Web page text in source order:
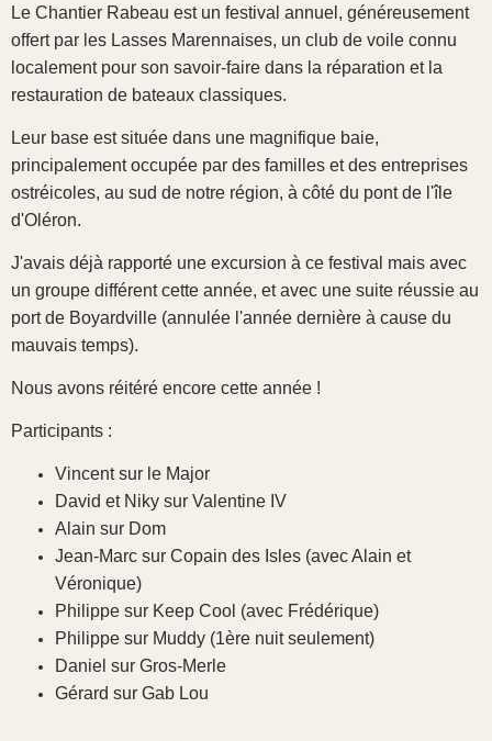
Le Chantier Rabeau est un festival annuel, généreusement
offert par les Lasses Marennaises, un club de voile connu
localement pour son savoir-faire dans la réparation et la
restauration de bateaux classiques.
Leur base est située dans une magnifique baie,
principalement occupée par des familles et des entreprises
ostréicoles, au sud de notre région, à côté du pont de l'île
d'Oléron.
J'avais déjà rapporté une excursion à ce festival mais avec
un groupe différent cette année, et avec une suite réussie au
port de Boyardville (annulée l'année dernière à cause du
mauvais temps).
Nous avons réitéré encore cette année !
Participants :
Vincent sur le Major
David et Niky sur Valentine IV
Alain sur Dom
Jean-Marc sur Copain des Isles (avec Alain et
Véronique)
Philippe sur Keep Cool (avec Frédérique)
Philippe sur Muddy (1ère nuit seulement)
Daniel sur Gros-Merle
Gérard sur Gab Lou